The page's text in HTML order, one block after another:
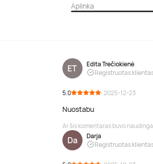
Aplinka
ET
Edita Trečiokienė
Registruotas
5.0 · 2025-12-23
Nuostabu
Ar šis komentaras buvo
Da
Darja
Registruotas